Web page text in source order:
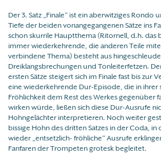
Der 3. Satz „Finale“ ist ein aberwitziges Rondo
Tiefe der beiden vonangegangenen Sätze ins
schon skurrile Hauptthema (Ritornell, d.h. das
immer wiederkehrende, die anderen Teile
verbindene Thema) besteht aus
Dreiklangsbrechungen und Tonleiterfetzen.
ersten Sätze steigert sich im Finale fast bis zur
eine wiederkehrende Dur-Episode, die in ihrer
Fröhlichkeit dem Rest des Werkes gegenüber
wirken würde, ließen sich diese Dur-Ausrufe
Hohngelächter interpretieren. Noch weiter
bissige Hohn des dritten Satzes in der Coda, in
wieder „entsetzlich- fröhliche“ Ausrufe
Fanfaren der Trompeten grotesk begleitet.